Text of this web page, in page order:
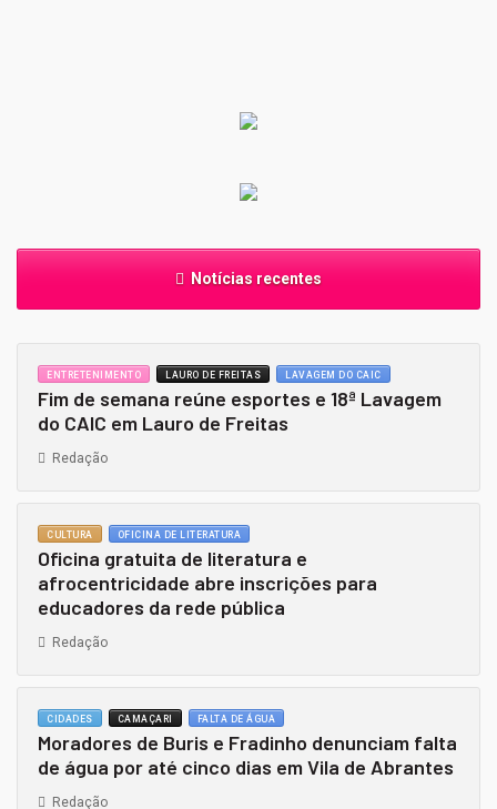
Notícias recentes
ENTRETENIMENTO LAURO DE FREITAS LAVAGEM DO CAIC
Fim de semana reúne esportes e 18ª Lavagem
do CAIC em Lauro de Freitas
Redação
CULTURA OFICINA DE LITERATURA
Oficina gratuita de literatura e
afrocentricidade abre inscrições para
educadores da rede pública
Redação
CIDADES CAMAÇARI FALTA DE ÁGUA
Moradores de Buris e Fradinho denunciam falta
de água por até cinco dias em Vila de Abrantes
Redação